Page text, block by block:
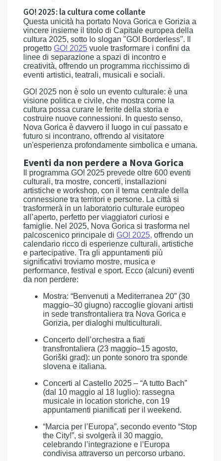
GO! 2025: la cultura come collante
Questa unicità ha portato Nova Gorica e Gorizia a
vincere insieme il titolo di Capitale europea della
cultura 2025, sotto lo slogan "GO! Borderless". Il
progetto GO! 2025 vuole trasformare i confini da
linee di separazione a spazi di incontro e
creatività, offrendo un programma ricchissimo di
eventi artistici, teatrali, musicali e sociali.
GO! 2025 non è solo un evento culturale: è una
visione politica e civile, che mostra come la
cultura possa curare le ferite della storia e
costruire nuove connessioni. In questo senso,
Nova Gorica è davvero il luogo in cui passato e
futuro si incontrano, offrendo al visitatore
un'esperienza profondamente simbolica e umana.
Eventi da non perdere a Nova Gorica
Il programma GO! 2025 prevede oltre 600 eventi
culturali, tra mostre, concerti, installazioni
artistiche e workshop, con il tema centrale della
connessione tra territori e persone. La città si
trasformerà in un laboratorio culturale europeo
all’aperto, perfetto per viaggiatori curiosi e
famiglie. Nel 2025, Nova Gorica si trasforma nel
palcoscenico principale di GO! 2025, offrendo un
calendario ricco di esperienze culturali, artistiche
e partecipative. Tra gli appuntamenti più
significativi troviamo mostre, musica e
performance, festival e sport. Ecco (alcuni) eventi
da non perdere:
Mostra: “Benvenuti a Mediterranea 20” (30
maggio–30 giugno) raccoglie giovani artisti
in sede transfrontaliera tra Nova Gorica e
Gorizia, per dialoghi multiculturali.
Concerto dell’orchestra a fiati
transfrontaliera (23 maggio–15 agosto,
Goriški grad): un ponte sonoro tra sponde
slovena e italiana.
Concerti al Castello 2025 – “A tutto Bach”
(dal 10 maggio al 18 luglio): rassegna
musicale in location storiche, con 19
appuntamenti pianificati per il weekend.
“Marcia per l’Europa”, secondo evento “Stop
the City!”, si svolgerà il 30 maggio,
celebrando l’integrazione e l’Europa
condivisa attraverso un percorso urbano.